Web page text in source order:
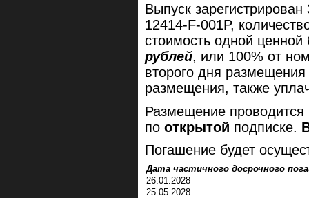
Выпуск
12414-F-001P,
стоимость одной
рублей, или 100% от
второго дня
размещения, также
Размещение проводится
по открытой подписке.
Погашение будет
Дата частичного досрочного
26.01.2028
25.05.2028